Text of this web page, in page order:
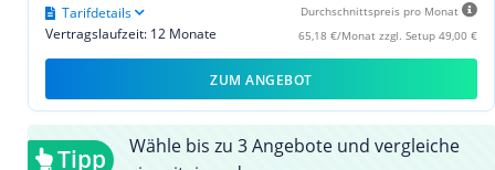
Durchschnittspreis pro Monat
65,18 €/Monat zzgl. Setup 49,00 €
Vertragslaufzeit: 12 Monate
Tarifdetails
ZUM ANGEBOT
Tipp
Wähle bis zu 3 Angebote und vergleiche